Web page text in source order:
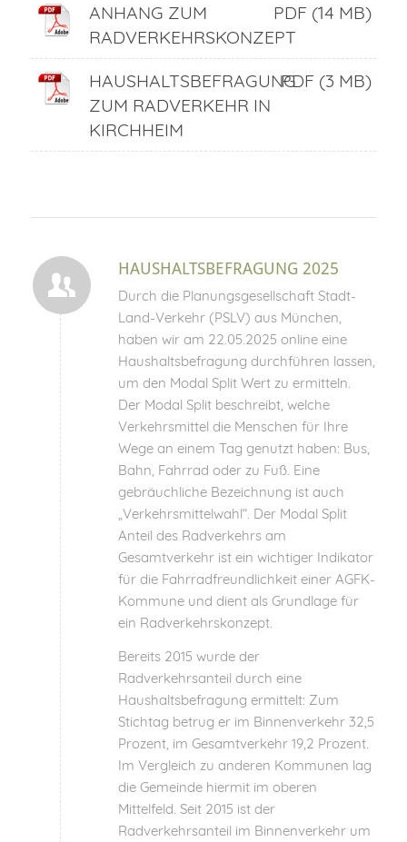
ANHANG ZUM
RADVERKEHRSKONZEPT
PDF (14 MB)
HAUSHALTSBEFRAGUNG
ZUM RADVERKEHR IN
KIRCHHEIM
PDF (3 MB)
HAUSHALTSBEFRAGUNG 2025
Durch die Planungsgesellschaft Stadt-
Land-Verkehr (PSLV) aus München,
haben wir am 22.05.2025 online eine
Haushaltsbefragung durchführen lassen,
um den Modal Split Wert zu ermitteln.
Der Modal Split beschreibt, welche
Verkehrsmittel die Menschen für Ihre
Wege an einem Tag genutzt haben: Bus,
Bahn, Fahrrad oder zu Fuß. Eine
gebräuchliche Bezeichnung ist auch
„Verkehrsmittelwahl“. Der Modal Split
Anteil des Radverkehrs am
Gesamtverkehr ist ein wichtiger Indikator
für die Fahrradfreundlichkeit einer AGFK-
Kommune und dient als Grundlage für
ein Radverkehrskonzept.
Bereits 2015 wurde der
Radverkehrsanteil durch eine
Haushaltsbefragung ermittelt: Zum
Stichtag betrug er im Binnenverkehr 32,5
Prozent, im Gesamtverkehr 19,2 Prozent.
Im Vergleich zu anderen Kommunen lag
die Gemeinde hiermit im oberen
Mittelfeld. Seit 2015 ist der
Radverkehrsanteil im Binnenverkehr um